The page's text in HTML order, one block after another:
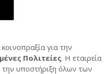
για την
Πολιτείες. Η εταιρεία
την υποστήριξη όλων των